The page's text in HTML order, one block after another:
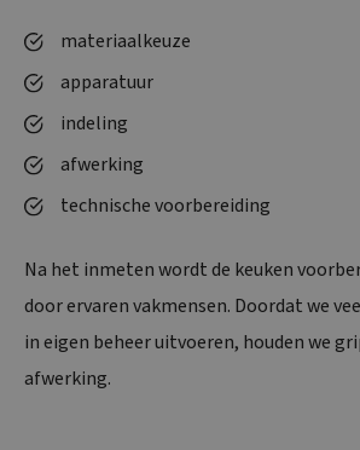
materiaalkeuze
apparatuur
indeling
afwerking
technische voorbereiding
Na het inmeten wordt de keuken
door ervaren vakmensen. Doordat we
in eigen beheer uitvoeren, houden we
afwerking.